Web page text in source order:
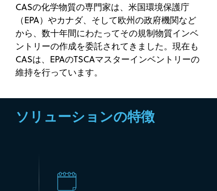
CASの化学物質の専門家は、米国環境保護庁
（EPA）やカナダ、そして欧州の政府機関など
から、数十年間にわたってその規制物質インベ
ントリーの作成を委託されてきました。現在も
CASは、EPAのTSCAマスターインベントリーの
維持を行っています。
ソリューションの特徴